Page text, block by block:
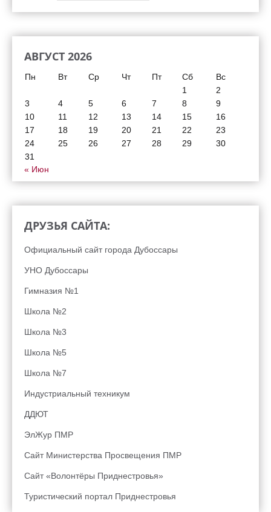
АВГУСТ 2026
Пн Вт Ср Чт Пт Сб
Вс
1
2
3
4 5 6 7 8
9
10
11 12 13 14 15
16
17
18 19 20 21 22
23
24
25 26 27 28 29
30
31
« Июн
ДРУЗЬЯ САЙТА:
Официальный сайт города Дубоссары
УНО Дубоссары
Гимназия №1
Школа №2
Школа №3
Школа №5
Школа №7
Индустриальный техникум
ДДЮТ
ЭлЖур ПМР
Сайт Министерства Просвещения ПМР
Сайт «Волонтёры Приднестровья»
Туристический портал Приднестровья